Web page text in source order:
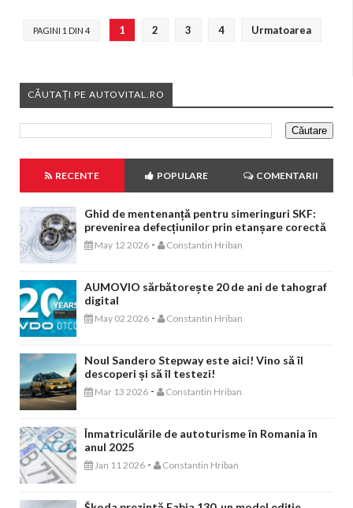
PAGINI 1 DIN 4 1 2 3 4 Urmatoarea
CĂUTAȚI PE AUTOVITAL.RO
RECENTE POPULARE COMENTARII
Ghid de mentenanță pentru simeringuri SKF:
prevenirea defecțiunilor prin etanșare corectă
May 12 2026 - Constantin Hriban
AUMOVIO sărbătorește 20 de ani de tahograf
digital
May 02 2026 - Constantin Hriban
Noul Sandero Stepway este aici! Vino să îl
descoperi și să îl testezi!
Mar 13 2026 - Constantin Hriban
Înmatriculările de autoturisme în Romania în
anul 2025
Jan 11 2026 - Constantin Hriban